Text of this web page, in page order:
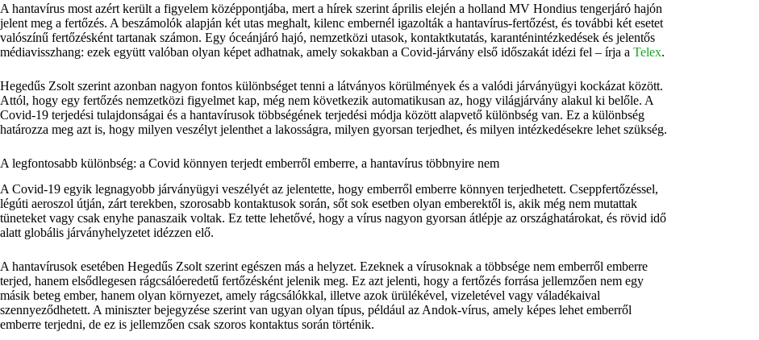
A hantavírus most azért került a figyelem középpontjába, mert a hírek szerint április elején a holland MV Hondius tengerjáró hajón
jelent meg a fertőzés. A beszámolók alapján két utas meghalt, kilenc embernél igazolták a hantavírus-fertőzést, és további két esetet
valószínű fertőzésként tartanak számon. Egy óceánjáró hajó, nemzetközi utasok, kontaktkutatás, karanténintézkedések és jelentős
médiavisszhang: ezek együtt valóban olyan képet adhatnak, amely sokakban a Covid-járvány első időszakát idézi fel – írja a Telex.
Hegedűs Zsolt szerint azonban nagyon fontos különbséget tenni a látványos körülmények és a valódi járványügyi kockázat között.
Attól, hogy egy fertőzés nemzetközi figyelmet kap, még nem következik automatikusan az, hogy világjárvány alakul ki belőle. A
Covid-19 terjedési tulajdonságai és a hantavírusok többségének terjedési módja között alapvető különbség van. Ez a különbség
határozza meg azt is, hogy milyen veszélyt jelenthet a lakosságra, milyen gyorsan terjedhet, és milyen intézkedésekre lehet szükség.
A legfontosabb különbség: a Covid könnyen terjedt emberről emberre, a hantavírus többnyire nem
A Covid-19 egyik legnagyobb járványügyi veszélyét az jelentette, hogy emberről emberre könnyen terjedhetett. Cseppfertőzéssel,
légúti aeroszol útján, zárt terekben, szorosabb kontaktusok során, sőt sok esetben olyan emberektől is, akik még nem mutattak
tüneteket vagy csak enyhe panaszaik voltak. Ez tette lehetővé, hogy a vírus nagyon gyorsan átlépje az országhatárokat, és rövid idő
alatt globális járványhelyzetet idézzen elő.
A hantavírusok esetében Hegedűs Zsolt szerint egészen más a helyzet. Ezeknek a vírusoknak a többsége nem emberről emberre
terjed, hanem elsődlegesen rágcsálóeredetű fertőzésként jelenik meg. Ez azt jelenti, hogy a fertőzés forrása jellemzően nem egy
másik beteg ember, hanem olyan környezet, amely rágcsálókkal, illetve azok ürülékével, vizeletével vagy váladékaival
szennyeződhetett. A miniszter bejegyzése szerint van ugyan olyan típus, például az Andok-vírus, amely képes lehet emberről
emberre terjedni, de ez is jellemzően csak szoros kontaktus során történik.